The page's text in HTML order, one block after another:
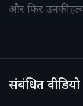
और फिर उनकी
संबंधित वीडियो